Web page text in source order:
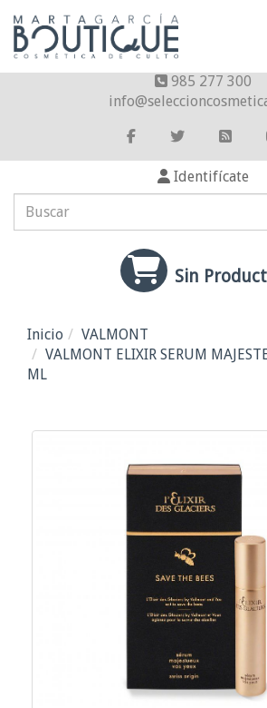
985 277 300
info
Identifícate
Sin
Inicio
VALMONT
VALMONT ELIXIR SERUM
ML